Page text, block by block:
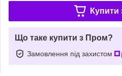
Купити
Що таке купити з Пром?
Замовлення під захистом